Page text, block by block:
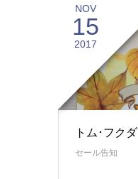
NOV
15
2017
トム･フク
セール告知